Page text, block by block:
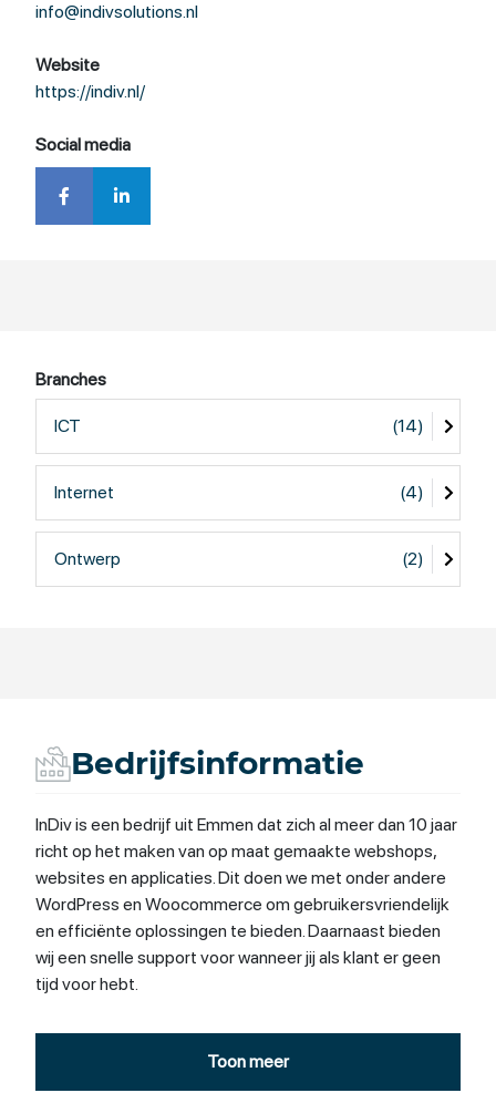
info@indivsolutions.nl
Website
https://indiv.nl/
Social media
Branches
ICT (14)
Internet (4)
Ontwerp (2)
Bedrijfsinformatie
InDiv is een bedrijf uit Emmen dat zich al meer dan 10 jaar
richt op het maken van op maat gemaakte webshops,
websites en applicaties. Dit doen we met onder andere
WordPress en Woocommerce om gebruikersvriendelijk
en efficiënte oplossingen te bieden. Daarnaast bieden
wij een snelle support voor wanneer jij als klant er geen
tijd voor hebt.
Toon meer